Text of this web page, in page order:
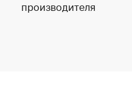
производителя